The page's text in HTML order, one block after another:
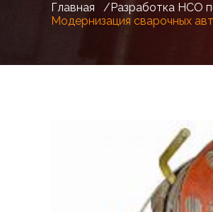
Главная /Разработка НСО
Модернизация сварочных